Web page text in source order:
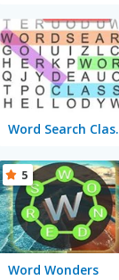
Word Wonders
5